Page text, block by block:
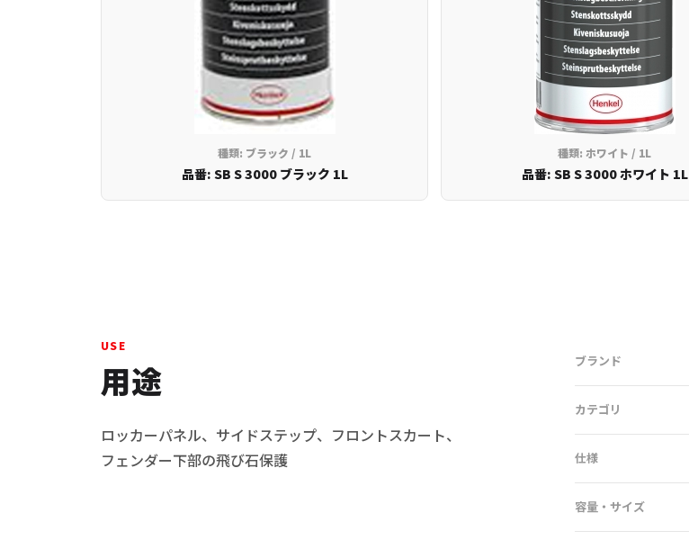
種類: ブラック / 1L
品番: SB S 3000 ブラック 1L
種類: ホワイト / 1L
品番: SB S 3000 ホワイト 1L
USE
用途
ロッカーパネル、サイドステップ、フロントスカート、
フェンダー下部の飛び石保護
ブランド
カテゴリ
仕様
容量・サイズ